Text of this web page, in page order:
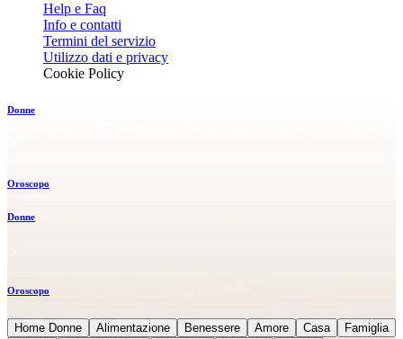
Help e Faq
Info e contatti
Termini del servizio
Utilizzo dati e privacy
Cookie Policy
Donne
Oroscopo
Donne
Oroscopo
Home Donne Alimentazione Benessere Amore Casa
Famiglia